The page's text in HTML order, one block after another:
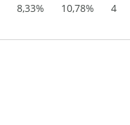
8,33% 10,78% 4